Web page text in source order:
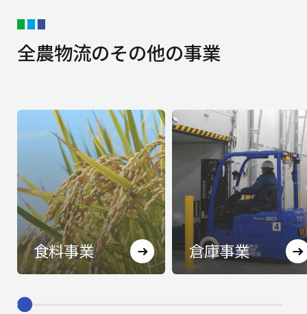
全農物流のその他の事業
⾷料事業 倉庫事業